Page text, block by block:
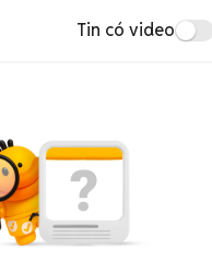
Tin có video